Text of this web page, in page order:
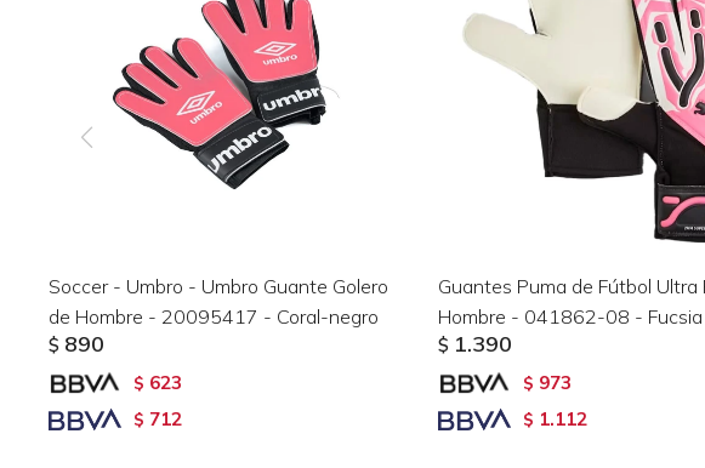
Soccer - Umbro - Umbro Guante Golero
de Hombre - 20095417 - Coral-negro
$ 890
$ 623
$ 712
Guantes Puma de Fútbol Ultra
Hombre - 041862-08 - Fucsia
$ 1.390
$ 973
$ 1.112